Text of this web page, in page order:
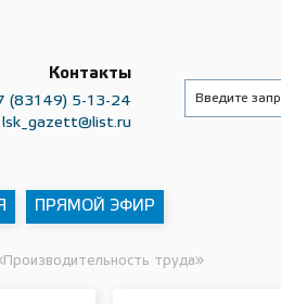
Контакты
(83149) 5-13-24
lsk_gazett@list.ru
ПРЯМОЙ ЭФИР
труда»